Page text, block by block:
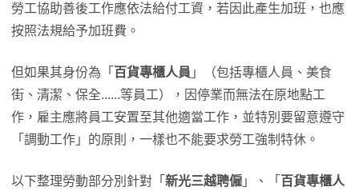
勞工協助善後工作應依法給付工資，若因此產生加班，也應
按照法規給予加班費。
但如果其身份為「 百貨專櫃人員 」（包括專櫃人員、美食
街、清潔、保全......等員工），因停業而無法在原地點工
作，雇主應將員工安置至其他適當工作，並特別要留意遵守
「調動工作」的原則，一樣也不能要求勞工強制特休。
以下整理勞動部分別針對「 新光三越聘僱 」、「 百貨專櫃人